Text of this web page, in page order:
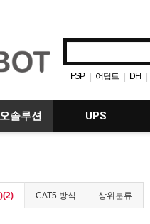
FSP | 어딥트 | DFI |
솔루션 UPS
CAT5 방식 상위분류